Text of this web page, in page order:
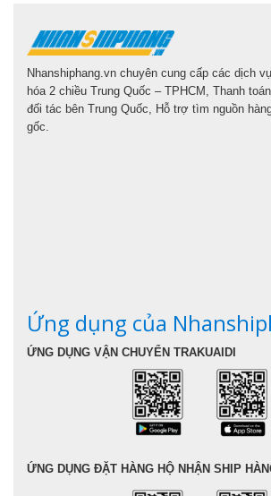
Nhanshiphang.vn chuyên cung cấp các dịch
hóa 2 chiều Trung Quốc – TPHCM, Thanh
đối tác bên Trung Quốc, Hỗ trợ tìm nguồn
gốc.
Ứng dụng của
ỨNG DỤNG VẬN CHUYỂN TRAKUAIDI
ỨNG DỤNG ĐẶT HÀNG HỘ NHẬN SHIP